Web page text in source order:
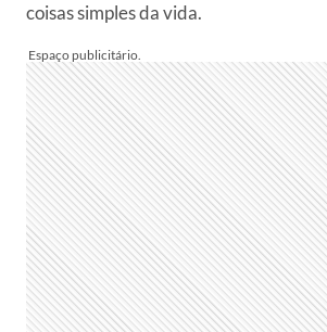
coisas simples da vida.